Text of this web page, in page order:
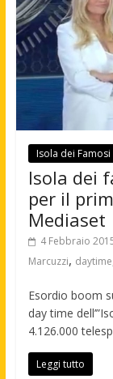
Isola dei Famosi
Isola dei
per il
Mediaset
4 Febbraio
Marcuzzi, daytime
Esordio boom
day time
4.126.000
Leggi tutto